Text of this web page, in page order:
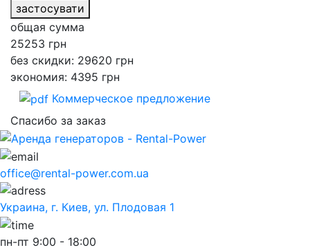
застосувати
общая сумма
25253 грн
без скидки: 29620 грн
экономия: 4395 грн
Коммерческое предложение
Спасибо за заказ
office@rental-power.com.ua
Украина, г. Киев, ул. Плодовая 1
пн-пт 9:00 - 18:00